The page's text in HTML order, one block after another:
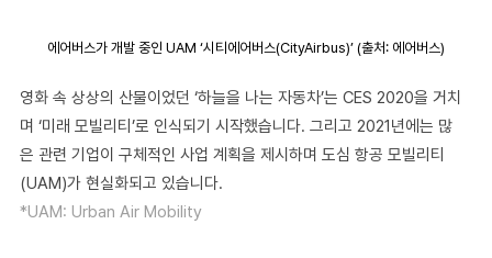
에어버스가 개발 중인 UAM ‘시티에어버스(CityAirbus)’ (출처: 에어버스)
영화 속 상상의 산물이었던 ‘하늘을 나는 자동차’는 CES 2020을 거치
며 ‘미래 모빌리티’로 인식되기 시작했습니다. 그리고 2021년에는 많
은 관련 기업이 구체적인 사업 계획을 제시하며 도심 항공 모빌리티
(UAM)가 현실화되고 있습니다.
*UAM: Urban Air Mobility